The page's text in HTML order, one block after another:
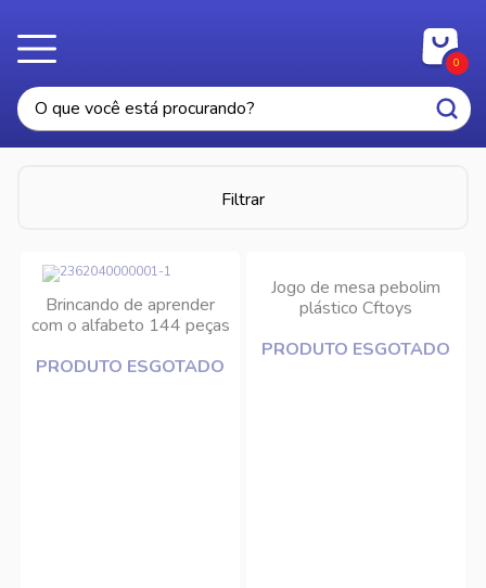
0
Filtrar
Brincando de aprender
com o alfabeto 144 peças
PRODUTO ESGOTADO
Jogo de mesa pebolim
plástico Cftoys
PRODUTO ESGOTADO